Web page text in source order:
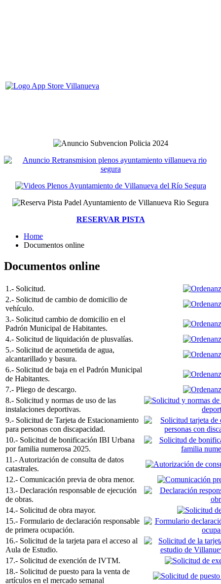
RESERVAR PISTA
Home
Documentos online
Documentos online
1.- Solicitud.
2.- Solicitud de cambio de domicilio de
vehículo.
3.- Solicitud cambio de domicilio en el
Padrón Municipal de Habitantes.
4.- Solicitud de liquidación de plusvalías.
5.- Solicitud de acometida de agua,
alcantarillado y basura.
6.- Solicitud de baja en el Padrón Municipal
de Habitantes.
7.- Pliego de descargo.
8.- Solicitud y normas de uso de las
instalaciones deportivas.
9.- Solicitud de Tarjeta de Estacionamiento
para personas con discapacidad.
10.- Solicitud de bonificación IBI Urbana
por familia numerosa 2025.
11.- Autorización de consulta de datos
catastrales.
12.- Comunicación previa de obra menor.
13.- Declaración responsable de ejecución
de obras.
14.- Solicitud de obra mayor.
15.- Formulario de declaración responsable
de primera ocupación.
16.- Solicitud de la tarjeta para el acceso al
Aula de Estudio.
17.- Solicitud de exención de IVTM.
18.- Solicitud de puesto para la venta de
artículos en el mercado semanal